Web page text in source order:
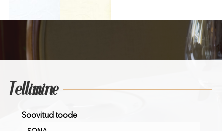
Tellimine
Soovitud toode